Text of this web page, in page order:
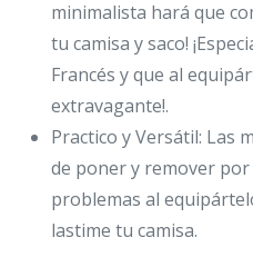
minimalista hará que
tu camisa y saco!
Francés y que al
extravagante!.
Practico y Versátil: Las
de poner y remover
problemas al
lastime tu camisa.